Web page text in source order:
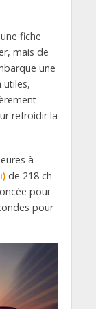
fiche
mais de
une
utiles,
refroidir la
à
de 218 ch
pour
pour